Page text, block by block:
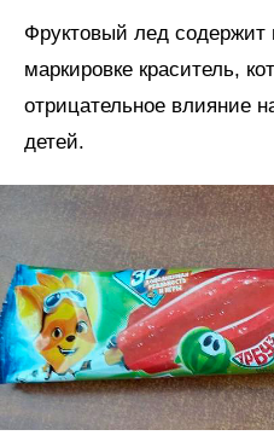
Фруктовый лед содержит
маркировке краситель,
отрицательное влияние
детей.